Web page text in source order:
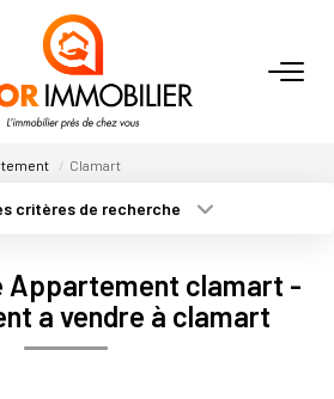
ACHETER
Nos Secteurs
VENDRE
Clamart
critères de recherche
Surface min
Appartement clamart -
a vendre à clamart